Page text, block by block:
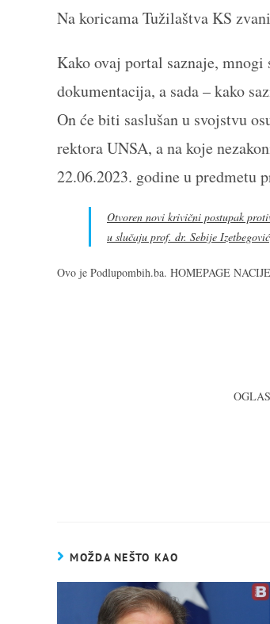
Na koricama Tužilaštva KS
Kako ovaj portal saznaje, mnogi
dokumentacija, a sada – kako
On će biti saslušan u svojstvu
rektora UNSA, a na koje
22.06.2023. godine u predmetu
Otvoren novi krivični postupak
u slučaju prof. dr. Sebije
Ovo je Podlupombih.ba. HOMEPAGE
OGLAS
MOŽDA NEŠTO KAO